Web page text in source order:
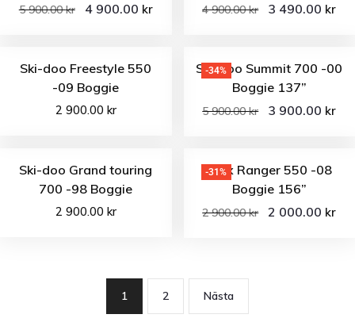
5 900.00kr 4 900.00 kr 4 900.00kr 3 490.00 kr
Ski-doo Freestyle 550
-09 Boggie
2 900.00 kr
-34%
Ski-doo Summit 700 -00
Boggie 137”
5 900.00kr 3 900.00 kr
Ski-doo Grand touring
700 -98 Boggie
2 900.00 kr
-31%
Lynx Ranger 550 -08
Boggie 156”
2 900.00kr 2 000.00 kr
1 2 Nästa